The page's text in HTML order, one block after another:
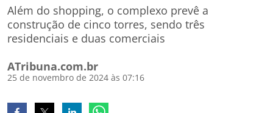
Além do shopping, o complexo prevê a
construção de cinco torres, sendo três
residenciais e duas comerciais
ATribuna.com.br
25 de novembro de 2024 às 07:16